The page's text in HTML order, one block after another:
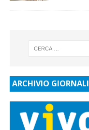
ARCHIVIO GIORNALI